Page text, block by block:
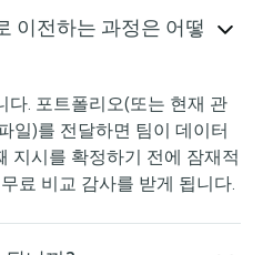
이전하는 과정은 어떻
다. 포트폴리오(또는 현재 관
일)를 전달하면 팀이 데이터
지시를 확정하기 전에 잠재적
료 비교 감사를 받게 됩니다.